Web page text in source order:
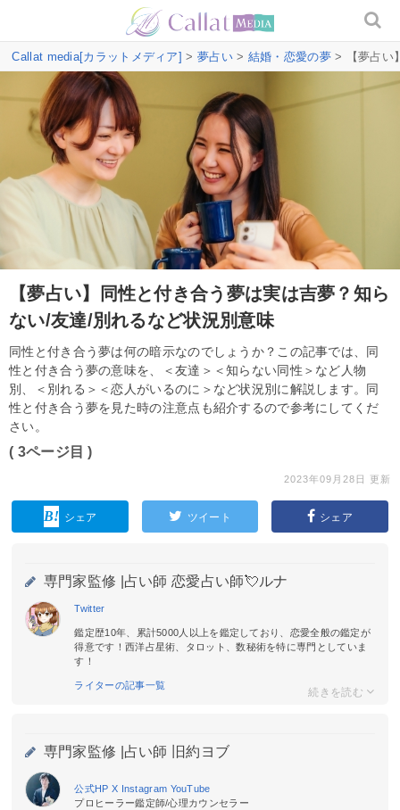
Callat media[カラットメディア] > 夢占い> 結婚・恋愛の夢> 【夢占い
【夢占い】同性と付き合う夢は実は吉夢？知ら
ない/友達/別れるなど状況別意味
同性と付き合う夢は何の暗示なのでしょうか？この記事では、同
性と付き合う夢の意味を、＜友達＞＜知らない同性＞など人物
別、＜別れる＞＜恋人がいるのに＞など状況別に解説します。同
性と付き合う夢を見た時の注意点も紹介するので参考にしてくだ
さい。
( 3ページ目 )
2023年09月28日 更新
シェア ツイート シェア
専門家監修 | 占い師 恋愛占い師💘ルナ
Twitter
鑑定歴10年、累計5000人以上を鑑定しており、恋愛全般の鑑定が
得意です！西洋占星術、タロット、数秘術を特に専門としていま
す！
ライターの記事一覧
専門家監修 | 占い師 旧約ヨブ
公式HP X Instagram YouTube
プロヒーラー鑑定師/心理カウンセラー